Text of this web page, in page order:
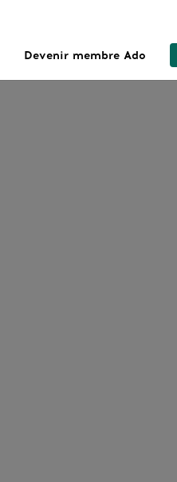
Devenir membre Ado